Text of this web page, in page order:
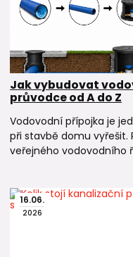
Jak vybudovat
průvodce od A do Z
Vodovodní přípojka je
při stavbě domu vyřešit.
veřejného vodovodního
16.06.
2026